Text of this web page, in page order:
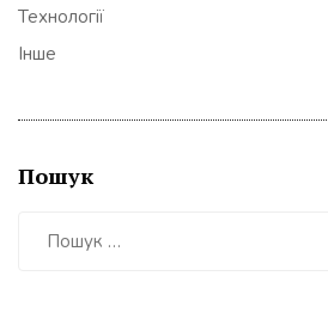
Технології
Інше
Пошук